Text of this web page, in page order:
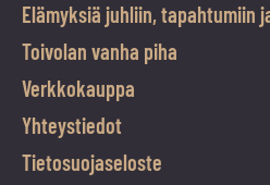
Elämyksiä juhliin, tapahtumiin
Toivolan vanha piha
Verkkokauppa
Yhteystiedot
Tietosuojaseloste